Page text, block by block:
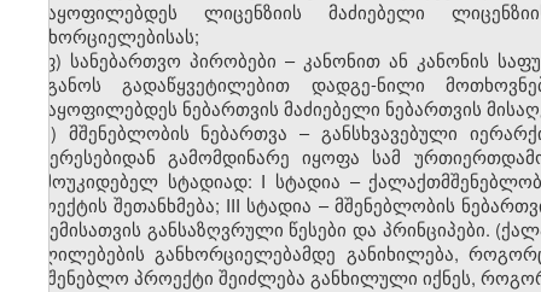
აკმაყოფილებდეს ლიცენზიის მაძიებელი
განხორციელებისას;
ფ) სანებართვო პირობები – კანონით ან კანონის
ორგანოს გადაწყვეტილებით დადგე-ნილი
აკმაყოფილებდეს ნებართვის მაძიებელი ნებართვის
ქ) მშენებლობის ნებართვა – განსხვავებული
ინტერესებიდან გამომდინარე იყოფა სამ
დამოუკიდებელ სტადიად: I სტადია –
პროექტის შეთანხმება; III სტადია – მშენებლობის
გაცემისათვის განსაზღვრული წესები და პრინციპები.
ცვლილებების განხორციელებამდე განიხილება,
სამშენებლო პროექტი შეიძლება განხილული იქნეს,